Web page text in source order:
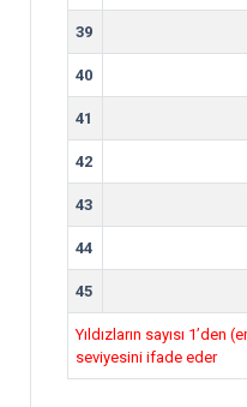
39
40
41
42
43
44
45
Yıldızların sayısı 1’den
seviyesini ifade eder